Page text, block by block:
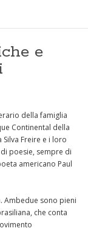
e
della famiglia
Continental della
Silva Freire e i loro
poesie, sempre di
americano Paul
Ambedue sono pieni
che conta